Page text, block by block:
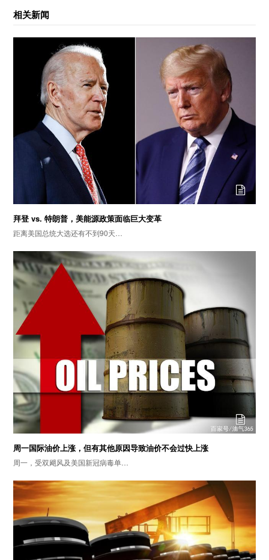
相关新闻
拜登 vs. 特朗普，美能源政策面临巨大变革
距离美国总统大选还有不到90天…
周一国际油价上涨，但有其他原因导致油价不会过快上涨
周一，受双飓风及美国新冠病毒单…